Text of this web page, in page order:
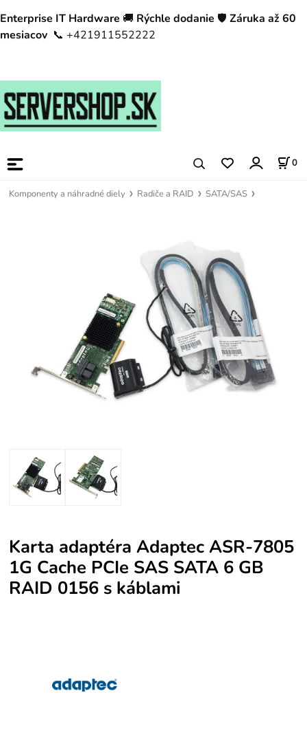
Enterprise IT Hardware 🚚 Rýchle dodanie 🛡️ Záruka až 60
mesiacov 📞 +421911552222
0
Komponenty a náhradné diely Radiče a RAID SATA/SAS
Karta adaptéra Adaptec ASR-7805
1G Cache PCIe SAS SATA 6 GB
RAID 0156 s káblami